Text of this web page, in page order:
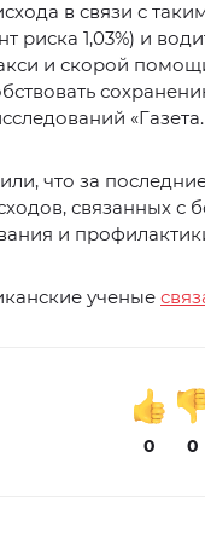
в связи с
риска 1,03%) и
и скорой
что за
связанных
и
ученые
0 0